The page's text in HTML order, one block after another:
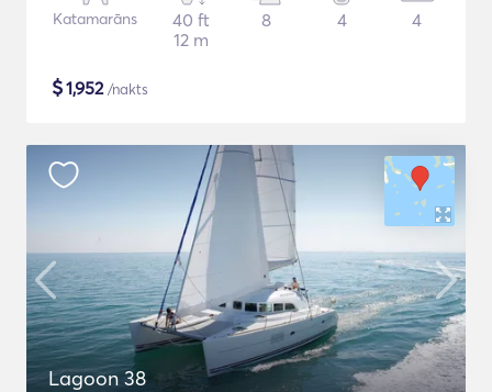
Katamarāns
40 ft
12 m
8 4 4
$1,952/nakts
Lagoon 38